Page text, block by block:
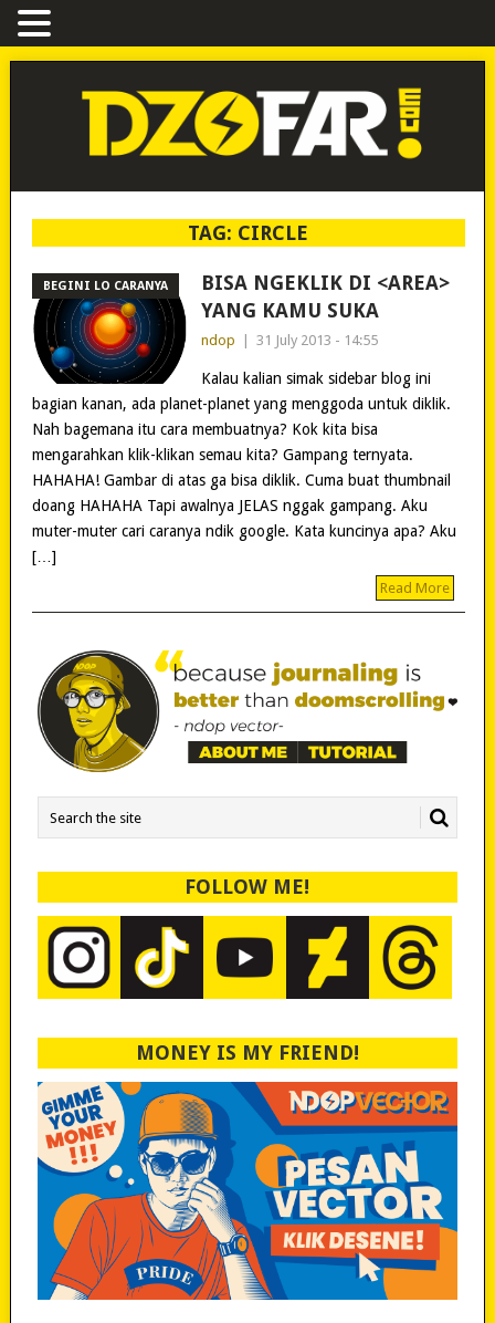
TAG: CIRCLE
BEGINI LO CARANYA
BISA NGEKLIK DI <AREA>
YANG KAMU SUKA
ndop 31 July 2013 - 14:55
Kalau kalian simak sidebar blog ini
bagian kanan, ada planet-planet yang menggoda untuk diklik.
Nah bagemana itu cara membuatnya? Kok kita bisa
mengarahkan klik-klikan semau kita? Gampang ternyata.
HAHAHA! Gambar di atas ga bisa diklik. Cuma buat thumbnail
doang HAHAHA Tapi awalnya JELAS nggak gampang. Aku
muter-muter cari caranya ndik google. Kata kuncinya apa? Aku
[…]
Read More
FOLLOW ME!
MONEY IS MY FRIEND!